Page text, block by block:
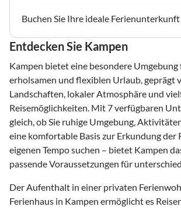
Buchen Sie Ihre ideale
Entdecken Sie Kampen
Kampen bietet eine besondere Umgebung
erholsamen und flexiblen Urlaub, geprägt
Landschaften, lokaler Atmosphäre und
Reisemöglichkeiten. Mit 7 verfügbaren
gleich, ob Sie ruhige Umgebung,
eine komfortable Basis zur Erkundung der
eigenen Tempo suchen – bietet Kampen
passende Voraussetzungen für
Der Aufenthalt in einer privaten
Ferienhaus in Kampen ermöglicht es